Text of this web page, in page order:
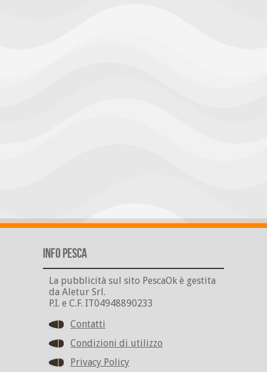
Info Pesca
La pubblicità sul sito PescaOk è gestita
da Aletur Srl.
P.I. e C.F. IT04948890233
Contatti
Condizioni di utilizzo
Privacy Policy